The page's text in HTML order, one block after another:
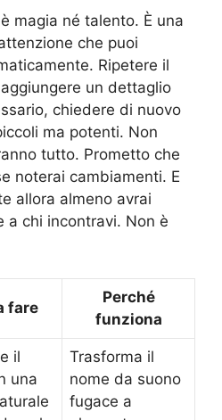
magia né talento. È una
che puoi
Ripetere il
un dettaglio
chiedere di nuovo
ma potenti. Non
tutto. Prometto che
noterai cambiamenti. E
allora almeno avrai
a chi incontravi. Non è
fare
Perché
funziona
il
una
Trasforma il
nome da suono
fugace a